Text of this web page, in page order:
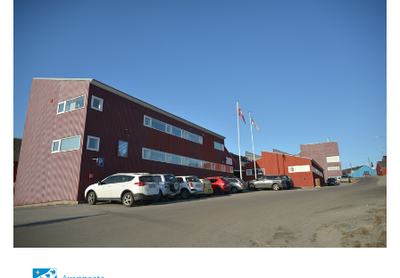
sullissivik.gl
Pilersaarutinut isaavik
Kommuni pillugu paasissutissat